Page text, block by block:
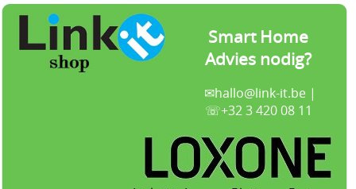
Smart Home
Advies nodig?
✉hallo@link-it.be|
☏+32 3 420 08 11